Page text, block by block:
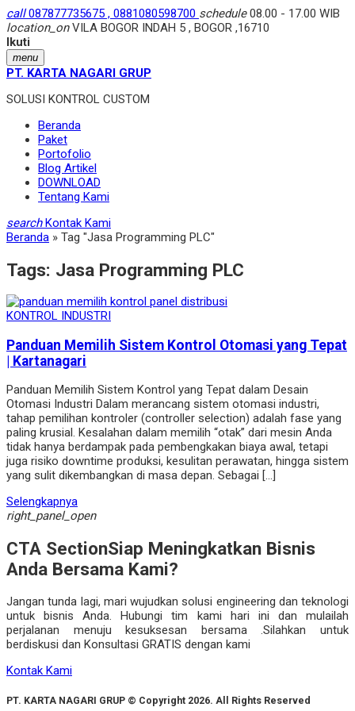
call087877735675 , 0881080598700 schedule08.00 - 17.00 WIB
location_onVILA BOGOR INDAH 5 , BOGOR ,16710
Ikuti
menu
PT. KARTA NAGARI GRUP
SOLUSI KONTROL CUSTOM
Beranda
Paket
Portofolio
Blog Artikel
DOWNLOAD
Tentang Kami
search Kontak Kami
Beranda » Tag "Jasa Programming PLC"
Tags: Jasa Programming PLC
KONTROL INDUSTRI
Panduan Memilih Sistem Kontrol Otomasi yang Tepat
| Kartanagari
Panduan Memilih Sistem Kontrol yang Tepat dalam Desain
Otomasi Industri Dalam merancang sistem otomasi industri,
tahap pemilihan kontroler (controller selection) adalah fase yang
paling krusial. Kesalahan dalam memilih “otak” dari mesin Anda
tidak hanya berdampak pada pembengkakan biaya awal, tetapi
juga risiko downtime produksi, kesulitan perawatan, hingga sistem
yang sulit dikembangkan di masa depan. Sebagai […]
Selengkapnya
right_panel_open
CTA SectionSiap Meningkatkan Bisnis
Anda Bersama Kami?
Jangan tunda lagi, mari wujudkan solusi engineering dan teknologi
untuk bisnis Anda. Hubungi tim kami hari ini dan mulailah
perjalanan menuju kesuksesan bersama .Silahkan untuk
berdiskusi dan Konsultasi GRATIS dengan kami
Kontak Kami
PT. KARTA NAGARI GRUP © Copyright 2026. All Rights Reserved